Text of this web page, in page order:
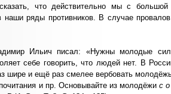
что действительно мы с большой
наши ряды противников. В случае
Ильич писал: «Нужны молодые
себе говорить, что людей нет. В
шире и ещё раз смелее вербовать
и пр. Основывайте из молодёжис